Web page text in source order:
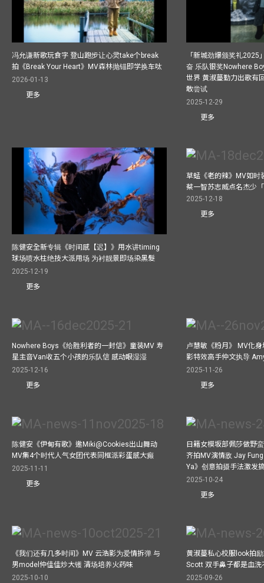
冯允谦新歌玩食字 登山跑步让心灵take个break
拍《Break Your Heart》MV森林抛锚即学换车呔
2026-01-13
更多
「新城劲爆颁奖礼2025
奋 乐队银奖Nowhere
世界 黄淑蔓勤力出歌有
敢尝试
2025-12-29
更多
陈健安全新专辑《时间感【迟】》用水讲timing
球场喷水柱绝技大派用场 为衬靓景即场染黑髮
2025-12-19
更多
草蜢《老的辣》MV如时
蔡一智苏志威点名杰少
2025-12-18
更多
Nowhere Boys《给胜利者的一封信》童装MV 寿
星主音Van收五个小孩的乐队信 感动眼湿湿
2025-12-16
更多
卢慧敏《粉月》 MV化
影特效高手仲文执导
2025-11-26
更多
陈健安《伊甸有歌》邀Miki@Cookies出山舞动
MV集4个时代人气女团代表同框派彩蛋感大癫
2025-11-11
更多
日籍女模坂部佩莎做野
齐拍MV演情敌 Jay
Ya》创意拍摄手法激发
2025-10-24
更多
《我们还有几多时间》MV 云浩影为爱情拆弹 与
男model仲佳佳炒大镬 清场培养火药味
2025-10-10
黄淑蔓私心校服look拍
Scott 双手鼻子都是血洗
2025-09-26